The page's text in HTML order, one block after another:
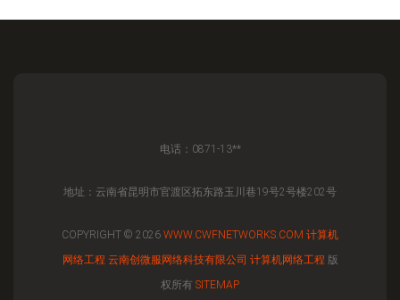
电话：0871-13**
地址：云南省昆明市官渡区拓东路玉川巷19号2号楼202号
COPYRIGHT © 2026 WWW.CWFNETWORKS.COM 计算机
网络工程 云南创微服网络科技有限公司 计算机网络工程 版
权所有 SITEMAP